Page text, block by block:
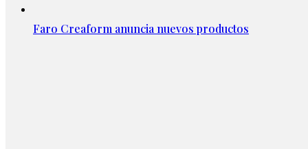
Faro Creaform anuncia nuevos productos